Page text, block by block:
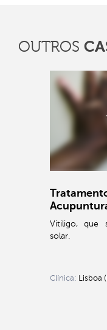
OUTROS
Vitiligo, que
solar.
Clínica: Lisboa